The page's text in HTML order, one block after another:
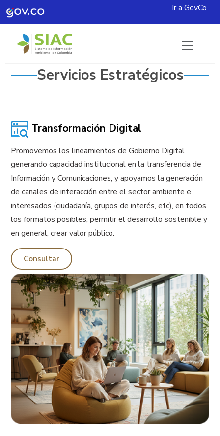
Pasar al contenido principal Ir a GovCo
Servicios Estratégicos
Transformación Digital
Promovemos los lineamientos de Gobierno Digital
generando capacidad institucional en la transferencia de
Información y Comunicaciones, y apoyamos la generación
de canales de interacción entre el sector ambiente e
interesados (ciudadanía, grupos de interés, etc), en todos
los formatos posibles, permitir el desarrollo sostenible y
en general, crear valor público.
Consultar